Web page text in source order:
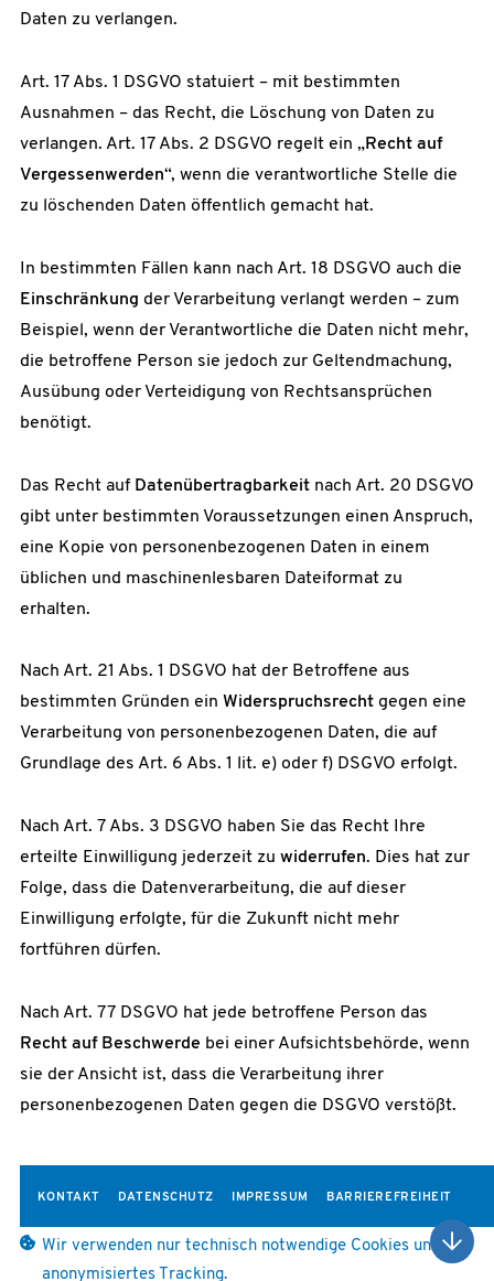
Daten zu verlangen.
Art. 17 Abs. 1 DSGVO statuiert – mit bestimmten
Ausnahmen – das Recht, die Löschung von Daten zu
verlangen. Art. 17 Abs. 2 DSGVO regelt ein „Recht auf
Vergessenwerden“, wenn die verantwortliche Stelle die
zu löschenden Daten öffentlich gemacht hat.
In bestimmten Fällen kann nach Art. 18 DSGVO auch die
Einschränkung der Verarbeitung verlangt werden – zum
Beispiel, wenn der Verantwortliche die Daten nicht mehr,
die betroffene Person sie jedoch zur Geltendmachung,
Ausübung oder Verteidigung von Rechtsansprüchen
benötigt.
Das Recht auf Datenübertragbarkeitnach Art. 20 DSGVO
gibt unter bestimmten Voraussetzungen einen Anspruch,
eine Kopie von personenbezogenen Daten in einem
üblichen und maschinenlesbaren Dateiformat zu
erhalten.
Nach Art. 21 Abs. 1 DSGVO hat der Betroffene aus
bestimmten Gründen ein Widerspruchsrechtgegen eine
Verarbeitung von personenbezogenen Daten, die auf
Grundlage des Art. 6 Abs. 1 lit. e) oder f) DSGVO erfolgt.
Nach Art. 7 Abs. 3 DSGVO haben Sie das Recht Ihre
erteilte Einwilligung jederzeit zu widerrufen. Dies hat zur
Folge, dass die Datenverarbeitung, die auf dieser
Einwilligung erfolgte, für die Zukunft nicht mehr
fortführen dürfen.
Nach Art. 77 DSGVO hat jede betroffene Person das
Recht auf Beschwerde bei einer Aufsichtsbehörde, wenn
sie der Ansicht ist, dass die Verarbeitung ihrer
personenbezogenen Daten gegen die DSGVO verstößt.
KONTAKT DATENSCHUTZ IMPRESSUM BARRIEREFREIHEIT
Wir verwenden nur technisch notwendige Cookies und
anonymisiertes Tracking.